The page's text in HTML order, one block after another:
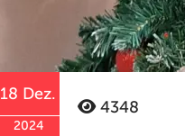
18 Dez.
2024
4348